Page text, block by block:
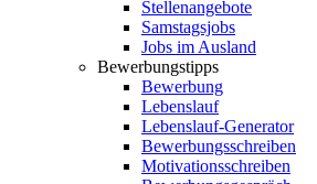
Stellenangebote
Samstagsjobs
Jobs im Ausland
Bewerbungstipps
Bewerbung
Lebenslauf
Lebenslauf-Generator
Bewerbungsschreiben
Motivationsschreiben